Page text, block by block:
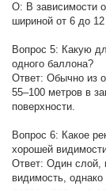
О: В зависимости
шириной от 6 до
Вопрос 5: Какую
одного баллона?
Ответ: Обычно из
55–100 метров в
поверхности.
Вопрос 6: Какое
хорошей
Ответ: Один слой,
видимость,